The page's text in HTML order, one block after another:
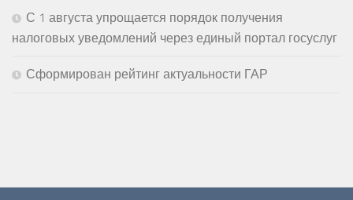
С 1 августа упрощается порядок получения
налоговых уведомлений через единый портал госуслуг
Сформирован рейтинг актуальности ГАР